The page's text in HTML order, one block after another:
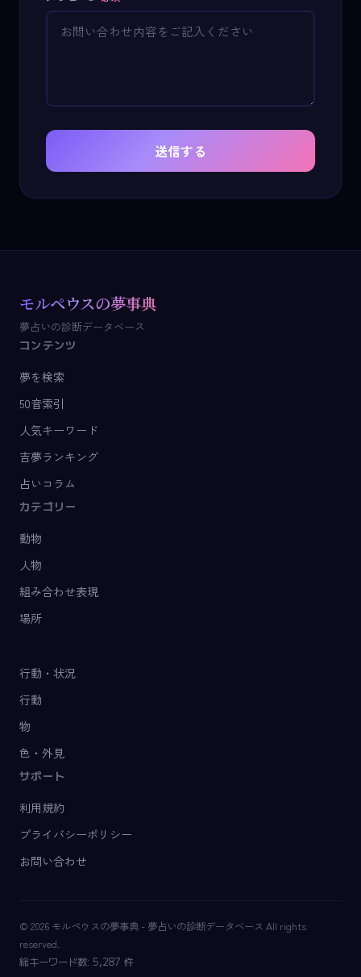
送信する
モルペウスの夢事典
夢占いの診断データベース
コンテンツ
夢を検索
50音索引
人気キーワード
吉夢ランキング
占いコラム
カテゴリー
動物
人物
組み合わせ表現
場所
行動・状況
行動
物
色・外見
サポート
利用規約
プライバシーポリシー
お問い合わせ
© 2026 モルペウスの夢事典 - 夢占いの診断データベース All rights
reserved.
総キーワード数: 5,287 件